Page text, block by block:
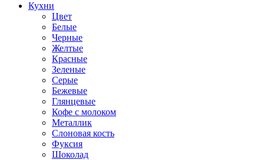
Кухни
Цвет
Белые
Черные
Желтые
Красные
Зеленые
Серые
Бежевые
Глянцевые
Кофе с молоком
Металлик
Слоновая кость
Фуксия
Шоколад